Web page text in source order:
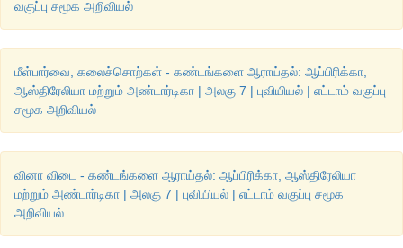
வகுப்பு சமூக அறிவியல்
மீள்பார்வை, கலைச்சொற்கள் - கண்டங்களை ஆராய்தல்: ஆப்பிரிக்கா,
ஆஸ்திரேலியா மற்றும் அண்டார்டிகா | அலகு 7 | புவியியல் | எட்டாம் வகுப்பு
சமூக அறிவியல்
வினா விடை - கண்டங்களை ஆராய்தல்: ஆப்பிரிக்கா, ஆஸ்திரேலியா
மற்றும் அண்டார்டிகா | அலகு 7 | புவியியல் | எட்டாம் வகுப்பு சமூக
அறிவியல்